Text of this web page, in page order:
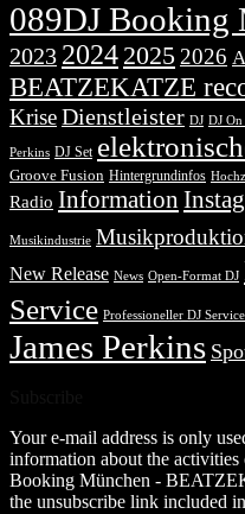
089DJ Booking
2023 2024 20252026
BEATZEKATZE
KriseDienstleister DJ DJ
Perkins DJ Set
Groove Fusion Hintergrundinfos
Radio Information
Musikindustrie
New Release News Open-Format DJ
Service Professioneller DJ
James Perkins
Your e-mail address is only
information about the
Booking München -
the unsubscribe link included